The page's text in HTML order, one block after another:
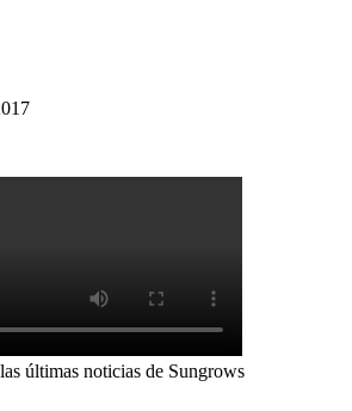
últimas noticias de Sungrows